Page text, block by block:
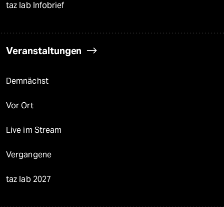
taz lab Infobrief
Veranstaltungen
Demnächst
Vor Ort
Live im Stream
Vergangene
taz lab 2027